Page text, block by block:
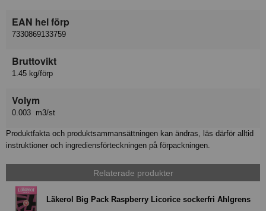
EAN hel förp
7330869133759
Bruttovikt
1.45 kg/förp
Volym
0.003 m3/st
Produktfakta och produktsammansättningen kan ändras, läs därför alltid
instruktioner och ingrediensförteckningen på förpackningen.
Relaterade produkter
Läkerol Big Pack Raspberry Licorice sockerfri Ahlgrens